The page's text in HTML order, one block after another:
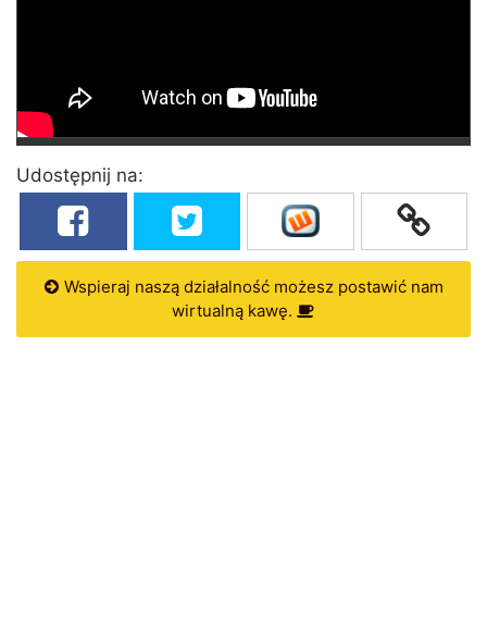
Udostępnij na:
Wspieraj naszą działalność możesz postawić nam
wirtualną kawę.